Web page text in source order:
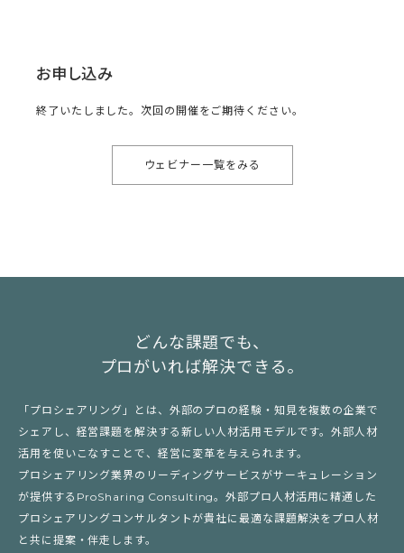
お申し込み
終了いたしました。次回の開催をご期待ください。
ウェビナー一覧をみる
どんな課題でも、
プロがいれば解決できる。
「プロシェアリング」とは、外部のプロの経験・知見を複数の企業で
シェアし、経営課題を解決する新しい人材活用モデルです。外部人材
活用を使いこなすことで、経営に変革を与えられます。
プロシェアリング業界のリーディングサービスがサーキュレーション
が提供するProSharing Consulting。外部プロ人材活用に精通した
プロシェアリングコンサルタントが貴社に最適な課題解決をプロ人材
と共に提案・伴走します。